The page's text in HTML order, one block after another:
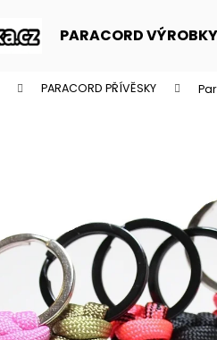
PARACORD VÝROBKY
PARACORD PŘÍVĚSKY